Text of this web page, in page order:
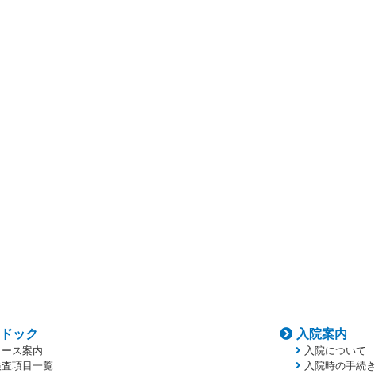
ック
ース案内
項目一覧
入院案内
入院について
入院時の手続き